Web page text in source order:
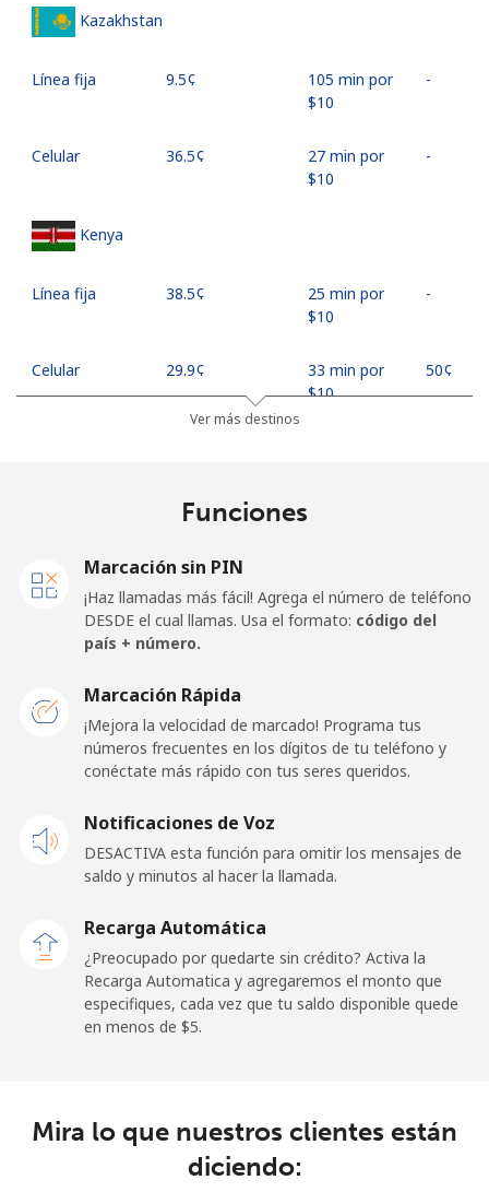
Kazakhstan
Línea fija ⁦9.5¢⁩
105 min por
⁦$10⁩
-
Celular ⁦36.5¢⁩
27 min por
⁦$10⁩
-
Kenya
Línea fija ⁦38.5¢⁩
25 min por
⁦$10⁩
-
Celular ⁦29.9¢⁩
33 min por
⁦$10⁩
⁦50¢⁩
All country
⁦$10⁩
Línea fija ⁦47.9¢⁩
20 min por
⁦$10⁩
Kuwait
Línea fija ⁦9.9¢⁩
⁦$10⁩
⁦9.9¢⁩
101 min por
-
Ver más destinos
Funciones
Marcación sin PIN
¡Haz llamadas más fácil! Agrega el número de teléfono
DESDE el cual llamas. Usa el formato: código del
país + número.
Marcación Rápida
¡Mejora la velocidad de marcado! Programa tus
números frecuentes en los dígitos de tu teléfono y
conéctate más rápido con tus seres queridos.
Notificaciones de Voz
DESACTIVA esta función para omitir los mensajes de
saldo y minutos al hacer la llamada.
Recarga Automática
¿Preocupado por quedarte sin crédito? Activa la
Recarga Automatica y agregaremos el monto que
especifiques, cada vez que tu saldo disponible quede
en menos de ⁦$5⁩.
Mira lo que nuestros clientes están
diciendo: